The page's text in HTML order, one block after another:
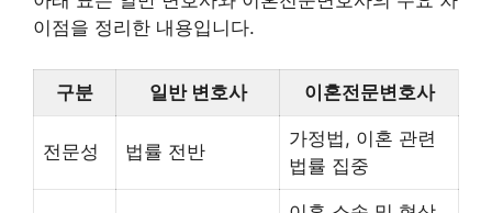
이점을 정리한 내용입니다.
구분 일반 변호사 이혼전문변호사
전문성 법률 전반
가정법, 이혼 관련
법률 집중